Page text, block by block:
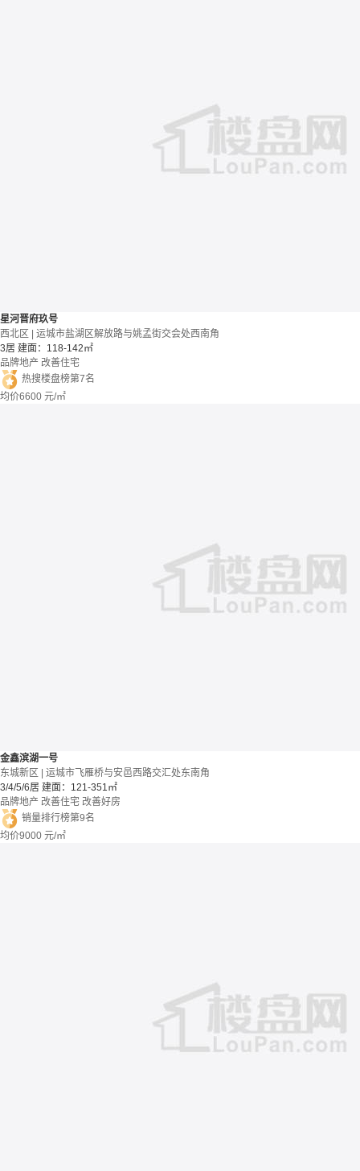
星河晋府玖号
西北区 | 运城市盐湖区解放路与姚孟街交会处西南角
3居 建面：118-142㎡
品牌地产 改善住宅
热搜楼盘榜第7名
均价6600 元/㎡
金鑫滨湖一号
东城新区 | 运城市飞雁桥与安邑西路交汇处东南角
3/4/5/6居 建面：121-351㎡
品牌地产 改善住宅 改善好房
销量排行榜第9名
均价9000 元/㎡